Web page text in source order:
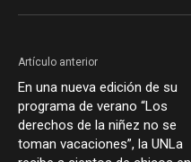
Artículo anterior
En una nueva edición de su
programa de verano “Los
derechos de la niñez no se
toman vacaciones”, la UNLa